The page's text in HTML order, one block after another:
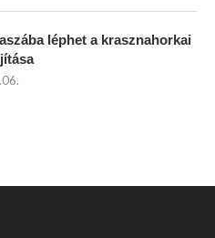
léphet a krasznahorkai